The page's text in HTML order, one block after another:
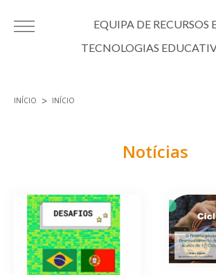
EQUIPA DE RECURSOS
TECNOLOGIAS
INÍCIO INÍCIO
Notícias
Páginas